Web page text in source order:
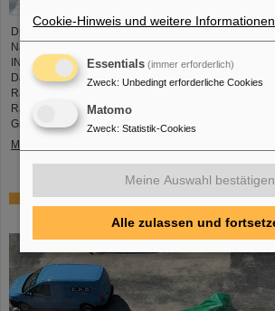
Dr. Jonas Ohland, Laserphysiker bei GSI/FAIR, wird
Nachwuchsgruppe ALADIN (Adaptiv Laser
INtegration, dt. Entwicklung und Integration
Dazu erhält er durch das Bundesministerium für
Raumfahrt eine Fördersumme von 2,8 Millionen Euro
Rahmen des Programms „Fusionstalente“. Das
Grundstein zur Verwirklichung stabiler, effizienter
Mehr »
Erste Super-FRS-Komponente auf
Cookie-Hinweis und weitere Informationen
Essentials (immer erforderlich)
Zweck: Unbedingt erforderliche Cookies
Matomo
Zweck: Statistik-Cookies
Meine Auswahl bestätigen
Alle zulassen und